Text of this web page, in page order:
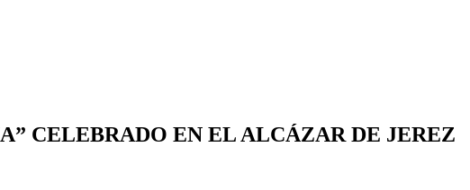
CELEBRADO EN EL ALCÁZAR DE JEREZ